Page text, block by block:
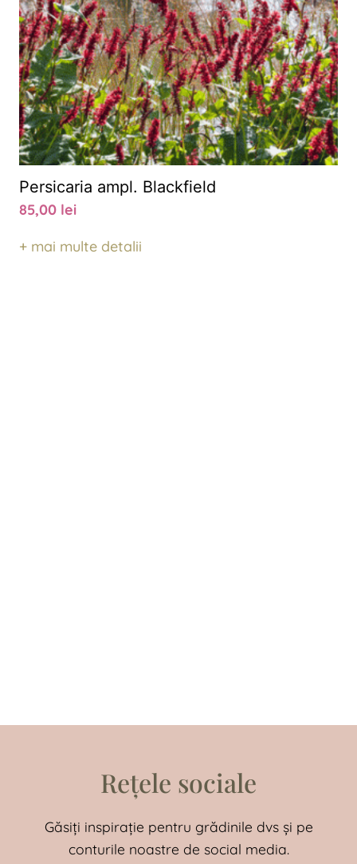
Persicaria ampl. Blackfield
85,00 lei
+ mai multe detalii
Rețele sociale
Găsiți inspirație pentru grădinile dvs și pe
conturile noastre de social media.